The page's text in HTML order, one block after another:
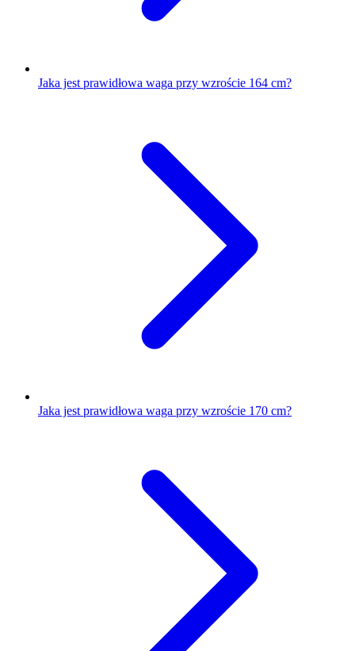
Jaka jest prawidłowa waga przy wzroście 164 cm?
Jaka jest prawidłowa waga przy wzroście 170 cm?